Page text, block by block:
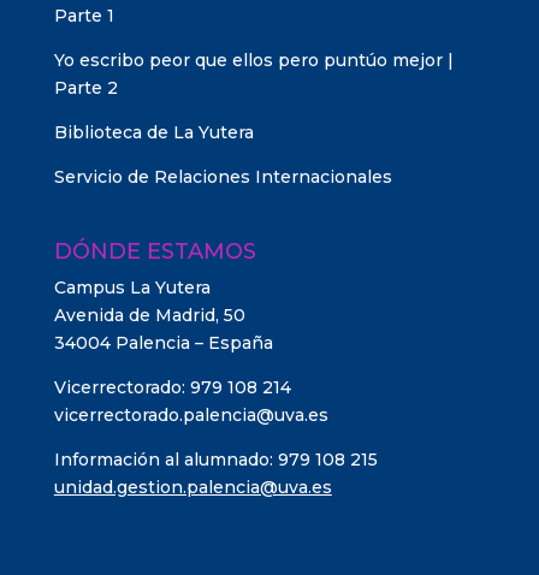
Parte 1
Yo escribo peor que ellos pero puntúo mejor |
Parte 2
Biblioteca de La Yutera
Servicio de Relaciones Internacionales
DÓNDE ESTAMOS
Campus La Yutera
Avenida de Madrid, 50
34004 Palencia – España
Vicerrectorado: 979 108 214
vicerrectorado.palencia@uva.es
Información al alumnado: 979 108 215
unidad.gestion.palencia@uva.es